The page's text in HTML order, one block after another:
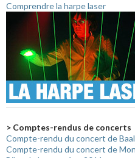
Comprendre la harpe laser
> Comptes-rendus de concerts
Compte-rendu du concert de
Compte-rendu du concert de